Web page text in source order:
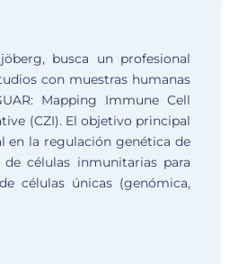
busca un profesional
con muestras humanas
Mapping Immune Cell
(CZI). El objetivo principal
en la regulación genética de
células inmunitarias para
células únicas (genómica,